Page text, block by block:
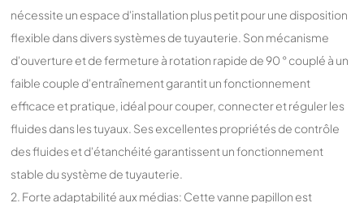
nécessite un espace d'installation plus petit pour une disposition
flexible dans divers systèmes de tuyauterie. Son mécanisme
d'ouverture et de fermeture à rotation rapide de 90 ° couplé à un
faible couple d'entraînement garantit un fonctionnement
efficace et pratique, idéal pour couper, connecter et réguler les
fluides dans les tuyaux. Ses excellentes propriétés de contrôle
des fluides et d'étanchéité garantissent un fonctionnement
stable du système de tuyauterie.
2. Forte adaptabilité aux médias: Cette vanne papillon est